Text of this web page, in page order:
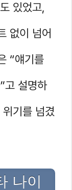
있었고,
없이 넘어
“얘기를
고 설명하
기를 넘겼
나이